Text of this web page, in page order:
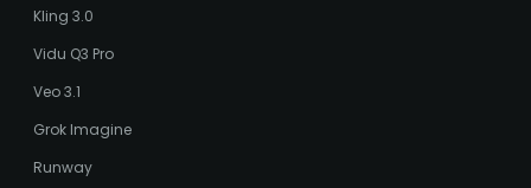
Kling 3.0
Vidu Q3 Pro
Veo 3.1
Grok Imagine
Runway